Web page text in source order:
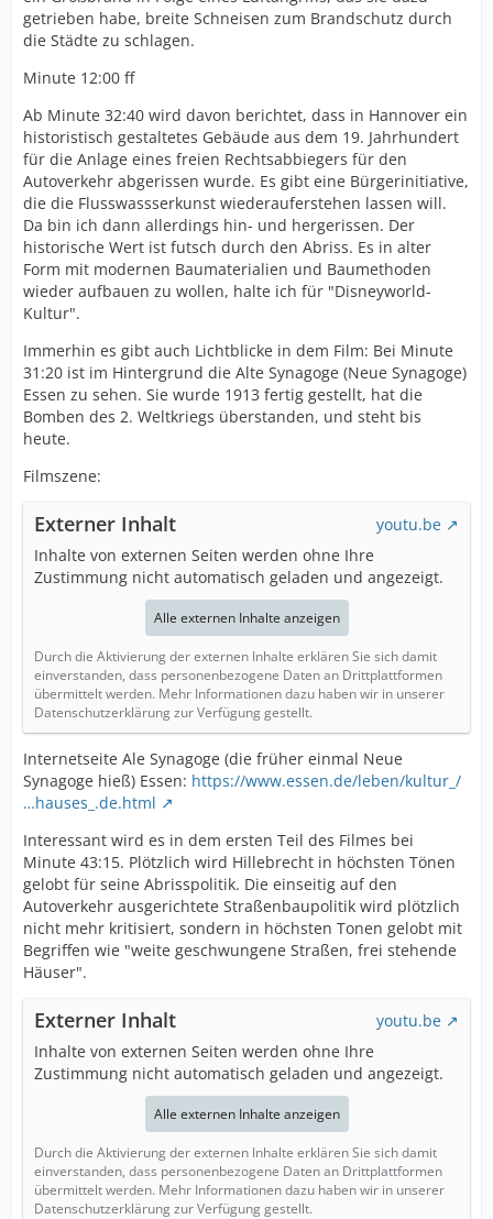
getrieben habe, breite Schneisen zum Brandschutz durch
die Städte zu schlagen.
Minute 12:00 ff
Ab Minute 32:40 wird davon berichtet, dass in Hannover ein
historistisch gestaltetes Gebäude aus dem 19. Jahrhundert
für die Anlage eines freien Rechtsabbiegers für den
Autoverkehr abgerissen wurde. Es gibt eine Bürgerinitiative,
die die Flusswassserkunst wiederauferstehen lassen will.
Da bin ich dann allerdings hin- und hergerissen. Der
historische Wert ist futsch durch den Abriss. Es in alter
Form mit modernen Baumaterialien und Baumethoden
wieder aufbauen zu wollen, halte ich für "Disneyworld-
Kultur".
Immerhin es gibt auch Lichtblicke in dem Film: Bei Minute
31:20 ist im Hintergrund die Alte Synagoge (Neue Synagoge)
Essen zu sehen. Sie wurde 1913 fertig gestellt, hat die
Bomben des 2. Weltkriegs überstanden, und steht bis
heute.
Filmszene:
Externer Inhalt
youtu.be
Inhalte von externen Seiten werden ohne Ihre
Zustimmung nicht automatisch geladen und angezeigt.
Alle externen Inhalte anzeigen
Durch die Aktivierung der externen Inhalte erklären Sie sich damit
einverstanden, dass personenbezogene Daten an Drittplattformen
übermittelt werden. Mehr Informationen dazu haben wir in unserer
Datenschutzerklärung zur Verfügung gestellt.
Internetseite Ale Synagoge (die früher einmal Neue
Synagoge hieß) Essen: https://www.essen.de/leben/kultur_/
…hauses_.de.html
Interessant wird es in dem ersten Teil des Filmes bei
Minute 43:15. Plötzlich wird Hillebrecht in höchsten Tönen
gelobt für seine Abrisspolitik. Die einseitig auf den
Autoverkehr ausgerichtete Straßenbaupolitik wird plötzlich
nicht mehr kritisiert, sondern in höchsten Tonen gelobt mit
Begriffen wie "weite geschwungene Straßen, frei stehende
Häuser".
Externer Inhalt
youtu.be
Inhalte von externen Seiten werden ohne Ihre
Zustimmung nicht automatisch geladen und angezeigt.
Alle externen Inhalte anzeigen
Durch die Aktivierung der externen Inhalte erklären Sie sich damit
einverstanden, dass personenbezogene Daten an Drittplattformen
übermittelt werden. Mehr Informationen dazu haben wir in unserer
Datenschutzerklärung zur Verfügung gestellt.